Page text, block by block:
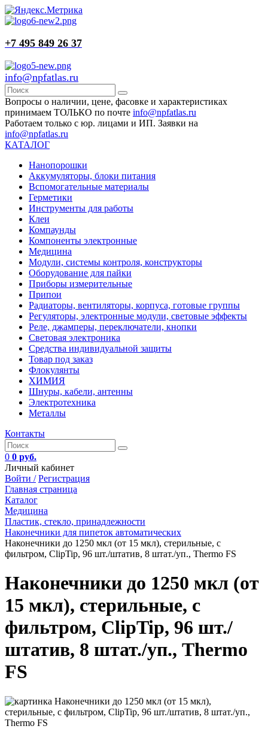
+7 495 849 26 37
info@npfatlas.ru
Вопросы о наличии, цене, фасовке и характеристиках
принимаем ТОЛЬКО по почте info@npfatlas.ru
Работаем только с юр. лицами и ИП. Заявки на
info@npfatlas.ru
КАТАЛОГ
Нанопорошки
Аккумуляторы, блоки питания
Вспомогательные материалы
Герметики
Инструменты для работы
Клеи
Компаунды
Компоненты электронные
Медицина
Модули, системы контроля, конструкторы
Оборудование для пайки
Приборы измерительные
Припои
Радиаторы, вентиляторы, корпуса, готовые группы
Регуляторы, электронные модули, световые эффекты
Реле, джамперы, переключатели, кнопки
Световая электроника
Средства индивидуальной защиты
Товар под заказ
Флокулянты
ХИМИЯ
Шнуры, кабели, антенны
Электротехника
Металлы
Контакты
0 0 руб.
Личный кабинет
Войти / Регистрация
Главная страница
Каталог
Медицина
Пластик, стекло, принадлежности
Наконечники для пипеток автоматических
Наконечники до 1250 мкл (от 15 мкл), стерильные, с
фильтром, ClipTip, 96 шт./штатив, 8 штат./уп., Thermo FS
Наконечники до 1250 мкл (от
15 мкл), стерильные, с
фильтром, ClipTip, 96 шт./
штатив, 8 штат./уп., Thermo
FS